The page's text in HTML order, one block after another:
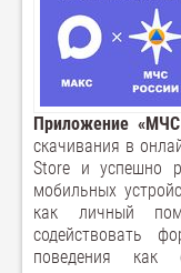
Приложение
скачивания в
Store и успешно
мобильных
как личный
содействовать
поведения как